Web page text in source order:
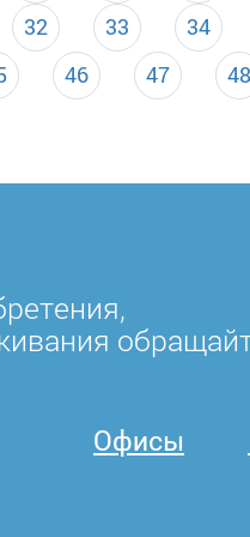
32 33 34
46 47 48
Офисы